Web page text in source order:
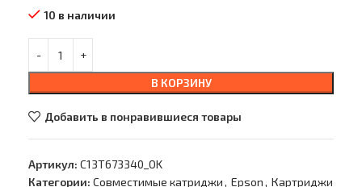
10 в наличии
В КОРЗИНУ
Добавить в понравившиеся товары
Артикул: C13T673340_OK
Категории: Совместимые катриджи, Epson, Картриджи